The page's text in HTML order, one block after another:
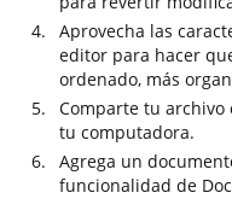
Aprovecha las
editor para hacer
ordenado, más
Comparte tu archivo
tu computadora.
Agrega un
funcionalidad de